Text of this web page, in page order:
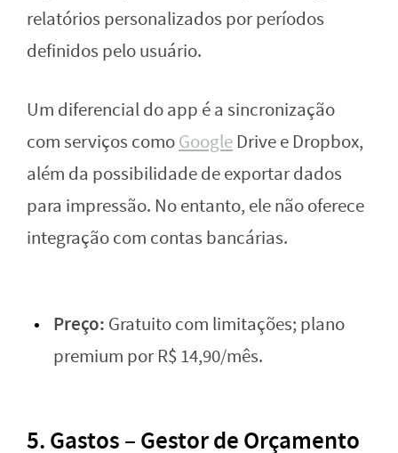
relatórios personalizados por períodos
definidos pelo usuário.
Um diferencial do app é a sincronização
com serviços comoGoogle Drive e Dropbox,
além da possibilidade de exportar dados
para impressão. No entanto, ele não oferece
integração com contas bancárias.
Preço: Gratuito com limitações; plano
premium por R$ 14,90/mês.
5. Gastos – Gestor de Orçamento